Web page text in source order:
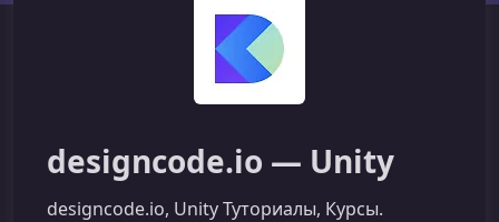
designcode.io — Unity
designcode.io, Unity Туториалы, Курсы.